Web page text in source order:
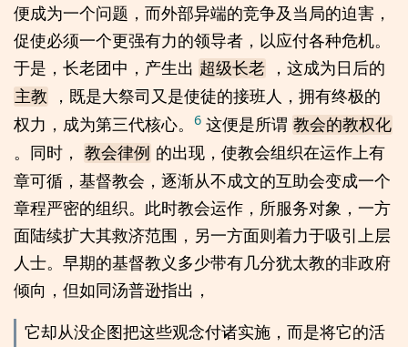
便成为一个问题，而外部异端的竞争及当局的迫害，
促使必须一个更强有力的领导者，以应付各种危机。
于是，长老团中，产生出 超级长老 ，这成为日后的
主教
，既是大祭司又是使徒的接班人，拥有终极的
权力，成为第三代核心。 6 这便是所谓 教会的教权化
。同时， 教会律例 的出现，使教会组织在运作上有
章可循，基督教会，逐渐从不成文的互助会变成一个
章程严密的组织。此时教会运作，所服务对象，一方
面陆续扩大其救济范围，另一方面则着力于吸引上层
人士。早期的基督教义多少带有几分犹太教的非政府
倾向，但如同汤普逊指出，
它却从没企图把这些观念付诸实施，而是将它的活